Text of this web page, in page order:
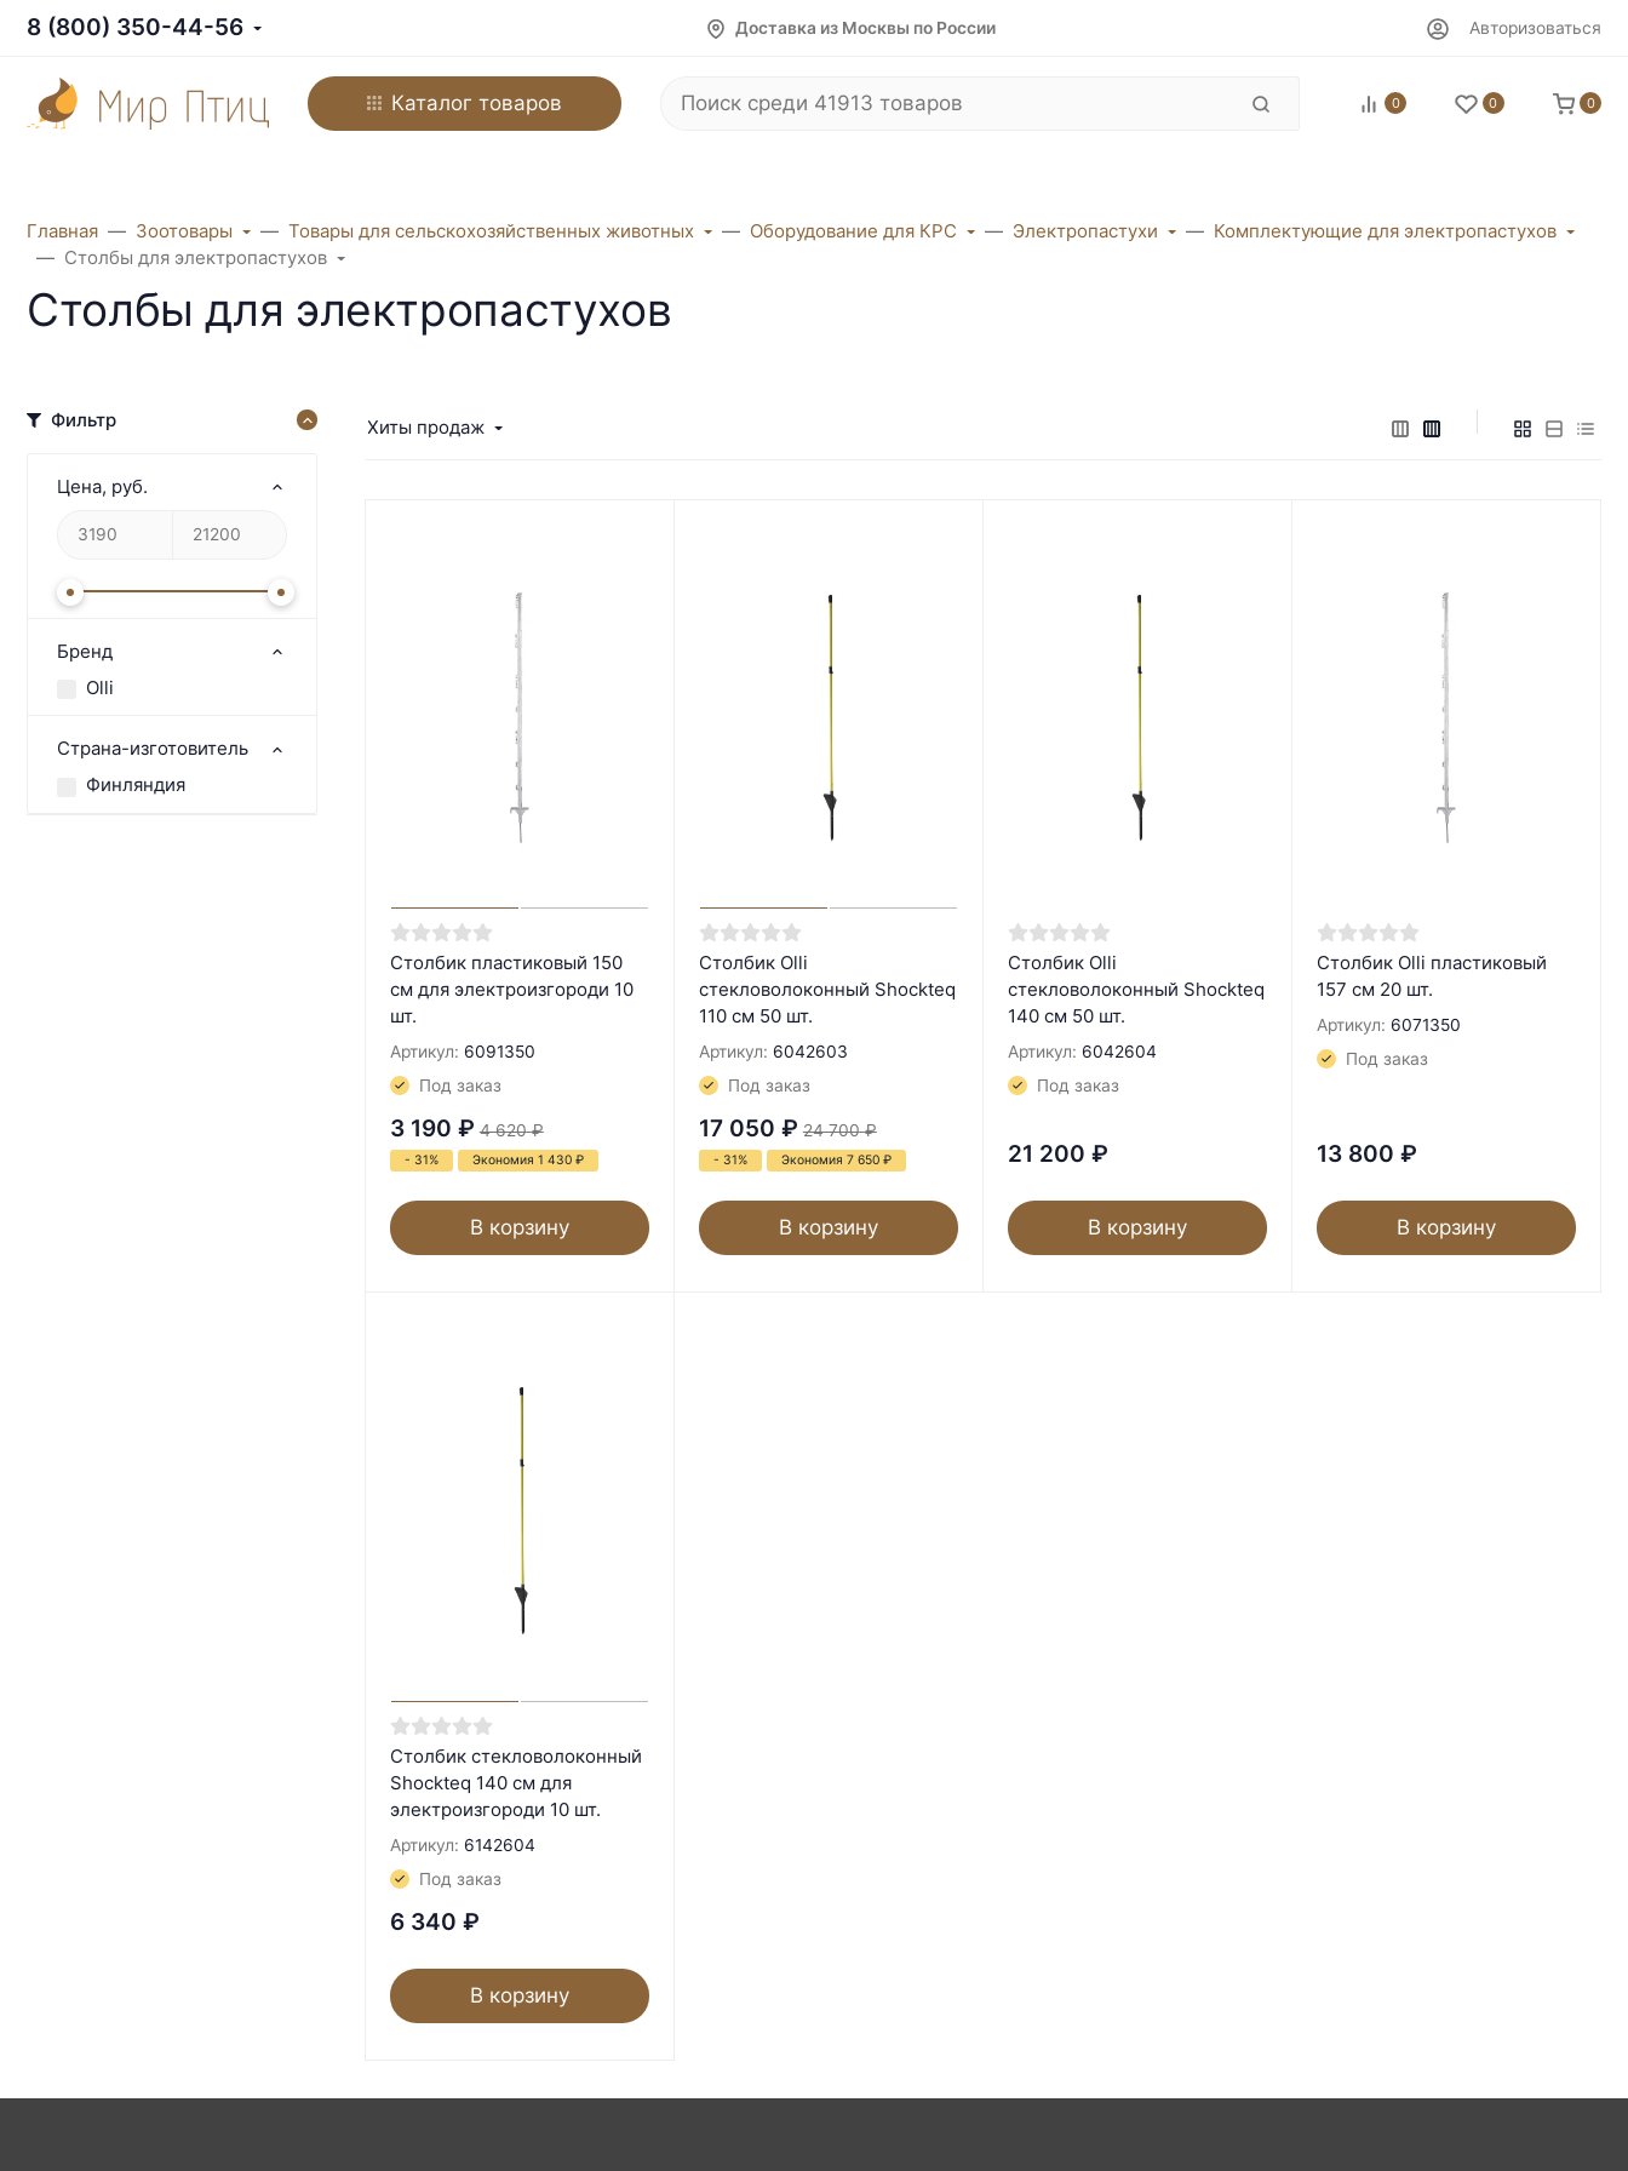
8 (800) 350-44-56 Доставка из Москвы по России Авторизоваться
Каталог товаров 0 0 0
Главная Зоотовары Товары для сельскохозяйственных животных Оборудование для КРС Электропастухи
Комплектующие для электропастухов
Столбы для электропастухов
Столбы для электропастухов
Фильтр
Цена, руб.
Бренд
Olli
Страна-изготовитель
Финляндия
Хиты продаж
Столбик пластиковый 150
см для электроизгороди 10
шт.
Артикул: 6091350
Под заказ
3 190 ₽ 4 620 ₽
- 31% Экономия 1 430 ₽
В корзину
Столбик Olli
стекловолоконный Shockteq
110 см 50 шт.
Артикул: 6042603
Под заказ
17 050 ₽ 24 700 ₽
- 31% Экономия 7 650 ₽
В корзину
Столбик Olli
стекловолоконный Shockteq
140 см 50 шт.
Артикул: 6042604
Под заказ
21 200 ₽
В корзину
Столбик Olli пластиковый
157 см 20 шт.
Артикул: 6071350
Под заказ
13 800 ₽
В корзину
Столбик стекловолоконный
Shockteq 140 см для
электроизгороди 10 шт.
Артикул: 6142604
Под заказ
6 340 ₽
В корзину